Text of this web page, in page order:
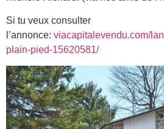
Si tu veux consulter
l’annonce: viacapitalevendu.com/
plain-pied-15620581/